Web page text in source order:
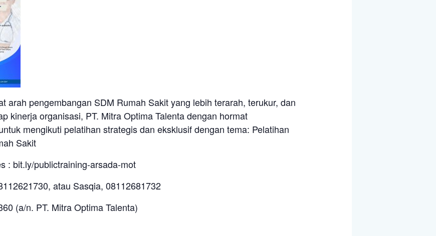
arah pengembangan SDM Rumah Sakit yang lebih terarah, terukur, dan
kinerja organisasi, PT. Mitra Optima Talenta dengan hormat
mengikuti pelatihan strategis dan eksklusif dengan tema: Pelatihan
Sakit
: bit.ly/publictraining-arsada-mot
atau Sasqia, 08112681732
(a/n. PT. Mitra Optima Talenta)